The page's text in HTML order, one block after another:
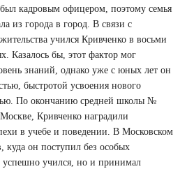
кадровым офицером, поэтому семья
из города в город. В связи с
учился Кривченко в восьми
Казалось бы, этот фактор мог
знаний, однако уже с юных лет он
быстротой усвоения нового
По окончанию средней школы №
Кривченко наградили
в учебе и поведении. В Московском
куда он поступил без особых
успешно учился, но и принимал